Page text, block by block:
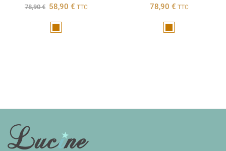
78,90 € 58,90 € TTC
78,90 € TTC
INFORMATIONS